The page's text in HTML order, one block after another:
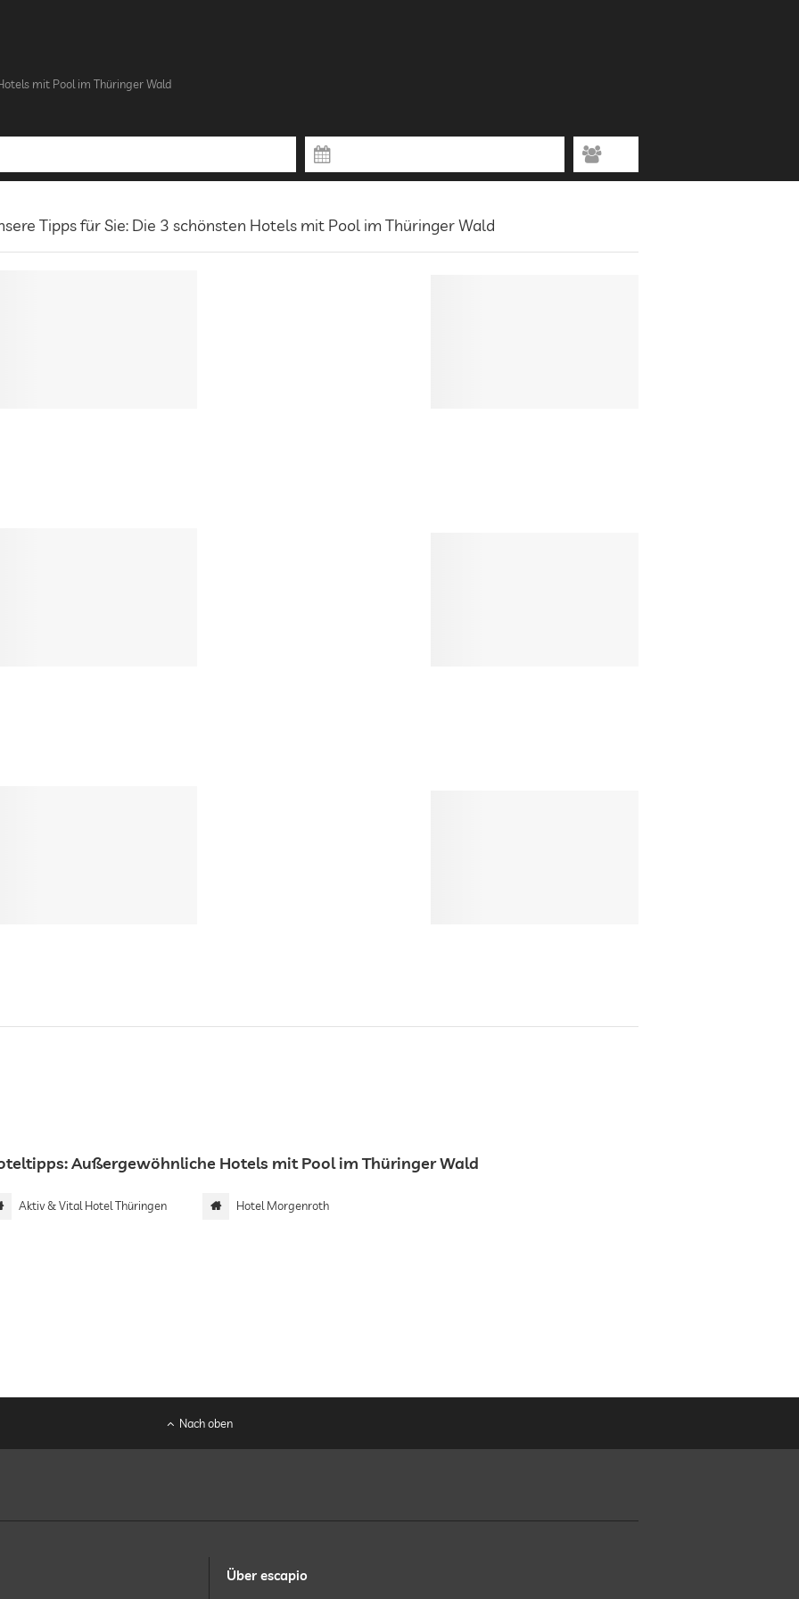
mit Pool im Thüringer Wald
Tipps für Sie: Die 3 schönsten Hotels mit Pool im Thüringer Wald
Außergewöhnliche Hotels mit Pool im Thüringer Wald
Aktiv & Vital Hotel Thüringen Hotel Morgenroth
Nach oben
Über escapio